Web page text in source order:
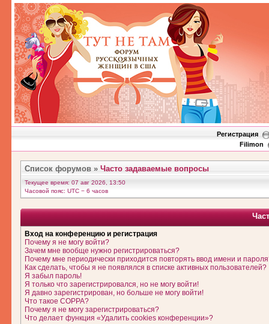
Регистрация
Filimon
Список форумов » Часто задаваемые вопросы
Текущее время: 07 авг 2026, 13:50
Часовой пояс: UTC − 6 часов
Вход на конференцию и регистрация
Почему я не могу войти?
Зачем мне вообще нужно регистрироваться?
Почему мне периодически приходится повторять ввод имени и
Как сделать, чтобы я не появлялся в списке активных пользователей?
Я забыл пароль!
Я только что зарегистрировался, но не могу войти!
Я давно зарегистрирован, но больше не могу войти!
Что такое COPPA?
Почему я не могу зарегистрироваться?
Что делает функция «Удалить cookies конференции»?